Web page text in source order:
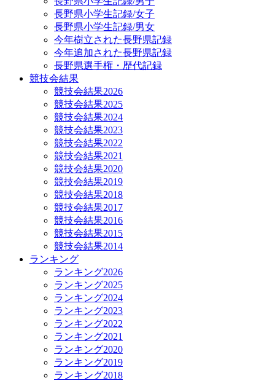
長野県小学生記録/女子
長野県小学生記録/男女
今年樹立された長野県記録
今年追加された長野県記録
長野県選手権・歴代記録
競技会結果
競技会結果2026
競技会結果2025
競技会結果2024
競技会結果2023
競技会結果2022
競技会結果2021
競技会結果2020
競技会結果2019
競技会結果2018
競技会結果2017
競技会結果2016
競技会結果2015
競技会結果2014
ランキング
ランキング2026
ランキング2025
ランキング2024
ランキング2023
ランキング2022
ランキング2021
ランキング2020
ランキング2019
ランキング2018